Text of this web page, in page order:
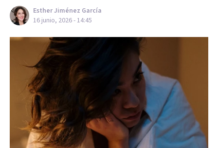
Esther Jiménez García
16 junio, 2026 - 14:45